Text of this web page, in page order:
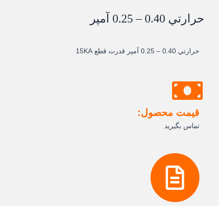
حرارتي 0.40 – 0.25 آمپر
حرارتي 0.40 – 0.25 آمپر قدرت قطع 15KA
قیمت محصول:
تماس بگیرید